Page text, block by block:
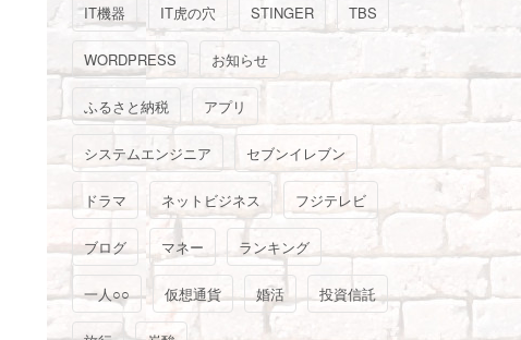
IT機器 IT虎の穴 STINGER TBS
WORDPRESS お知らせ
ふるさと納税 アプリ
システムエンジニア セブンイレブン
ドラマ ネットビジネス フジテレビ
ブログ マネー ランキング
一人○○ 仮想通貨 婚活 投資信託